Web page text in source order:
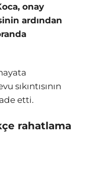
onay
ardından
sıkıntısının
etti.
rahatlama